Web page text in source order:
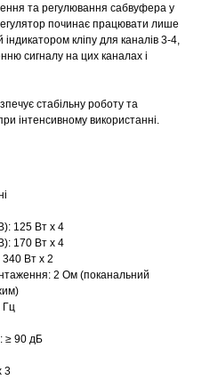
та регулювання сабвуфера у
починає працювати лише
кліпу для каналів 3-4,
сигналу на цих каналах і
стабільну роботу та
інтенсивному використанні.
125 Вт x 4
170 Вт x 4
340 Вт x 2
2 Ом (поканальний
Гц
≥ 90 дБ
3